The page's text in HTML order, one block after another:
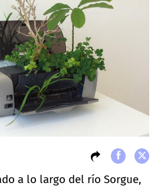
a lo largo del río Sorgue,